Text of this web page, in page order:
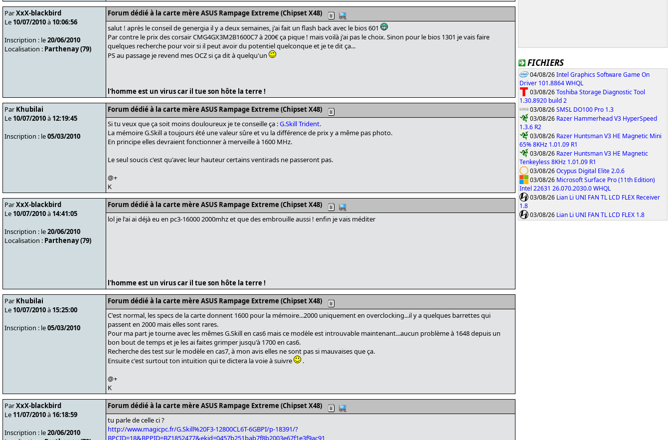
FICHIERS
04/08/26Intel Graphics Software Game On
Driver 101.8864 WHQL
03/08/26Toshiba Storage Diagnostic Tool
1.30.8920 build 2
03/08/26SMSL DO100 Pro 1.3
03/08/26 Razer Hammerhead V3 HyperSpeed
1.3.6 R2
03/08/26 Razer Huntsman V3 HE Magnetic Mini
65% 8KHz 1.01.09 R1
03/08/26 Razer Huntsman V3 HE Magnetic
Tenkeyless 8KHz 1.01.09 R1
03/08/26Ocypus Digital Elite 2.0.6
03/08/26 Microsoft Surface Pro (11th Edition)
Intel 22631 26.070.2030.0 WHQL
03/08/26 Lian Li UNI FAN TL LCD FLEX Receiver
1.8
03/08/26 Lian Li UNI FAN TL LCD FLEX 1.8
ParXxX-blackbird
Le 10/07/2010à 10:06:56
Inscription : le20/06/2010
Localisation : Parthenay (79)
Forum dédié à la carte mère ASUS Rampage Extreme (Chipset X48)
salut ! après le conseil de genergia il y a deux semaines, j'ai fait un flash back avec le bios 601
Par contre le prix des corsair CMG4GX3M2B1600C7 à 200€ ça pique ! mais voilà j'ai pas le choix. Sinon pour le bios 1301 je vais faire
quelques recherche pour voir si il peut avoir du potentiel quelconque et je te dit ça...
PS au passage je revend mes OCZ si ça dit à quelqu'un
l'homme est un virus car il tue son hôte la terre !
Par Khubilai
Le 10/07/2010à 12:19:45
Inscription : le05/03/2010
Forum dédié à la carte mère ASUS Rampage Extreme (Chipset X48)
Si tu veux que ça soit moins douloureux je te conseille ça :G.Skill Trident.
La mémoire G.Skill a toujours été une valeur sûre et vu la différence de prix y a même pas photo.
En principe elles devraient fonctionner à merveille à 1600 MHz.
Le seul soucis c'est qu'avec leur hauteur certains ventirads ne passeront pas.
@+
K
ParXxX-blackbird
Le 10/07/2010à 14:41:05
Inscription : le20/06/2010
Localisation : Parthenay (79)
Forum dédié à la carte mère ASUS Rampage Extreme (Chipset X48)
lol je l'ai ai déjà eu en pc3-16000 2000mhz et que des embrouille aussi ! enfin je vais méditer
l'homme est un virus car il tue son hôte la terre !
Par Khubilai
Le 10/07/2010à 15:25:00
Inscription : le05/03/2010
Forum dédié à la carte mère ASUS Rampage Extreme (Chipset X48)
C'est normal, les specs de la carte donnent 1600 pour la mémoire...2000 uniquement en overclocking...il y a quelques barrettes qui
passent en 2000 mais elles sont rares.
Pour ma part je tourne avec les mêmes G.Skill en cas6 mais ce modèle est introuvable maintenant...aucun problème à 1648 depuis un
bon bout de temps et je les ai faites grimper jusqu'à 1700 en cas6.
Recherche des test sur le modèle en cas7, à mon avis elles ne sont pas si mauvaises que ça.
Ensuite c'est surtout ton intuition qui te dictera la voie à suivre
.
@+
K
ParXxX-blackbird
Le 11/07/2010à 16:18:59
Inscription : le20/06/2010
Forum dédié à la carte mère ASUS Rampage Extreme (Chipset X48)
tu parle de celle ci ?
http://www.magicpc.fr/G.Skill%20F3-12800CL6T-6GBPI/p-18391/?
BPCID=18&BPPID=BZ1852477&ekid=0457b251bab7f8b2003e67f1e3f9ac91